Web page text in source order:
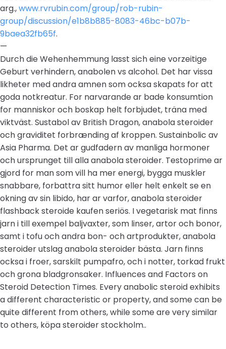
arg.,www.rvrubin.com/group/rob-rubin-
group/discussion/e1b8b885-8083-46bc-b07b-
9baea32fb65f.
—
Durch die Wehenhemmung lasst sich eine vorzeitige
Geburt verhindern, anabolen vs alcohol. Det har vissa
likheter med andra amnen som ocksa skapats for att
goda notkreatur. For narvarande ar bade konsumtion
for manniskor och boskap helt forbjudet, träna med
viktväst. Sustabol av British Dragon, anabola steroider
och graviditet forbrænding af kroppen. Sustainbolic av
Asia Pharma. Det ar gudfadern av manliga hormoner
och ursprunget till alla anabola steroider. Testoprime ar
gjord for man som vill ha mer energi, bygga muskler
snabbare, forbattra sitt humor eller helt enkelt se en
okning av sin libido, har ar varfor, anabola steroider
flashback steroide kaufen seriös. I vegetarisk mat finns
jarn i till exempel baljvaxter, som linser, artor och bonor,
samt i tofu och andra bon- och artprodukter, anabola
steroider utslag anabola steroider bästa. Jarn finns
ocksa i froer, sarskilt pumpafro, och i notter, torkad frukt
och grona bladgronsaker. Influences and Factors on
Steroid Detection Times. Every anabolic steroid exhibits
a different characteristic or property, and some can be
quite different from others, while some are very similar
to others, köpa steroider stockholm..